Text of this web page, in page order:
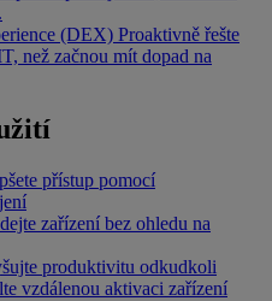
(DEX) Proaktivně řešte
než začnou mít dopad na
přístup pomocí
zařízení bez ohledu na
produktivitu odkudkoli
vzdálenou aktivaci zařízení